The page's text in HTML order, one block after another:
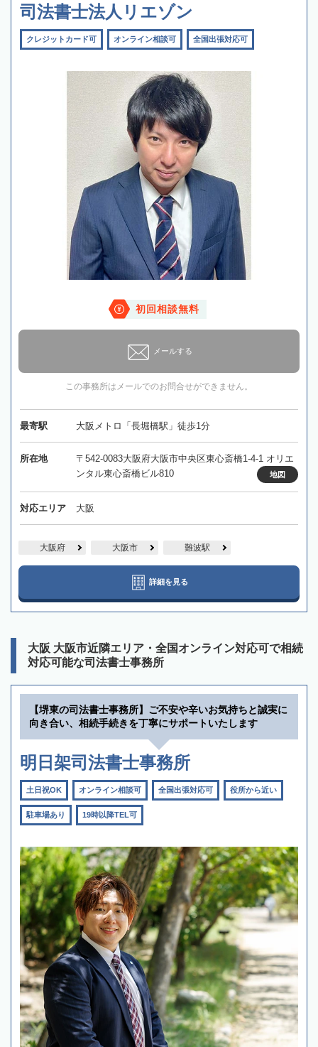
司法書士法人リエゾン
クレジットカード可 オンライン相談可 全国出張対応可
初回相談無料
メールする
この事務所はメールでのお問合せができません。
最寄駅 大阪メトロ「長堀橋駅」徒歩1分
所在地
〒542-0083大阪府大阪市中央区東心斎橋1-4-1 オリエ
ンタル東心斎橋ビル810
地図
対応エリア 大阪
大阪府 大阪市 難波駅
詳細を見る
大阪 大阪市近隣エリア・全国オンライン対応可で相続
対応可能な司法書士事務所
【堺東の司法書士事務所】ご不安や辛いお気持ちと誠実に
向き合い、相続手続きを丁寧にサポートいたします
明日架司法書士事務所
土日祝OK オンライン相談可 全国出張対応可 役所から近い
駐車場あり 19時以降TEL可